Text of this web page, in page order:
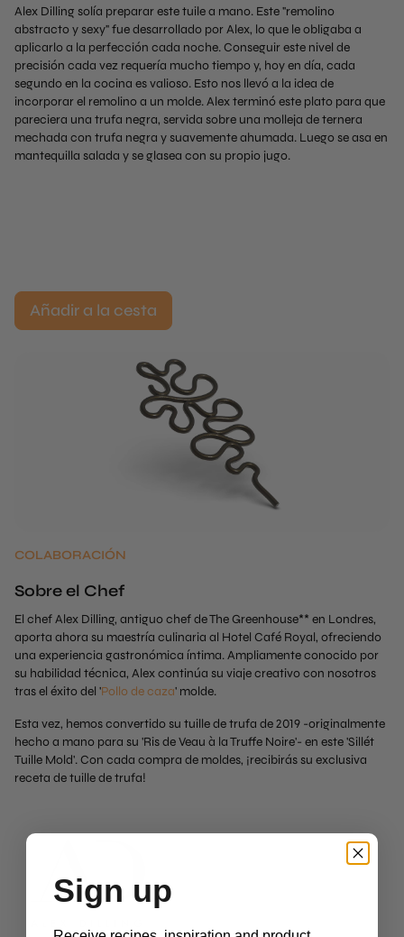
Alex Dilling solía preparar este tuile a mano. Este "remolino
abstracto y sexy" fue desarrollado por Alex, lo que le obligaba a
aplicarlo a la perfección cada noche. Conseguir este nivel de
precisión cada vez requería mucho tiempo y, hoy en día, cada
segundo en la cocina es valioso. Esto nos llevó a la idea de
incorporar el remolino a un molde. Alex terminó este plato para que
pareciera una trufa negra, servida sobre una molleja de ternera
mechada con trufa negra y suavemente ahumada. Luego se asa en
mantequilla salada y se glasea con su propio jugo.
Añadir a la cesta
COLABORACIÓN
Sobre el Chef
El chef Alex Dilling, antiguo chef de The Greenhouse** en Londres,
aporta ahora su maestría culinaria al Hotel Café Royal, ofreciendo
una experiencia gastronómica íntima. Ampliamente conocido por
su habilidad técnica, Alex continúa su viaje creativo con nosotros
tras el éxito del 'Pollo de caza' molde.
Esta vez, hemos convertido su tuille de trufa de 2019 -originalmente
hecho a mano para su 'Ris de Veau à la Truffe Noire'- en este 'Sillét
Tuille Mold'. Con cada compra de moldes, ¡recibirás su exclusiva
receta de tuille de trufa!
Sign up